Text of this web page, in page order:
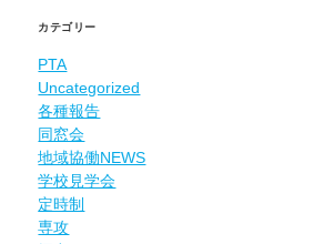
カテゴリー
PTA
Uncategorized
各種報告
同窓会
地域協働NEWS
学校見学会
定時制
専攻